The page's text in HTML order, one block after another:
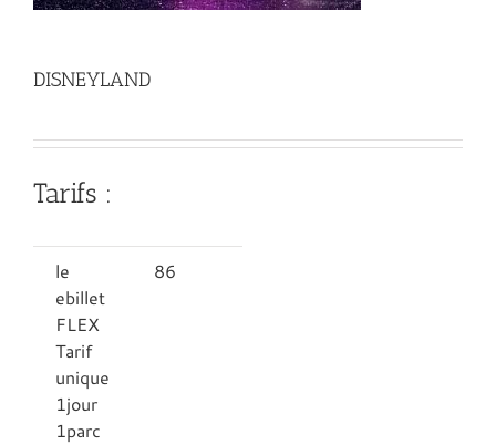
DISNEYLAND
Tarifs :
le
ebillet
FLEX
Tarif
unique
1jour
1parc
86